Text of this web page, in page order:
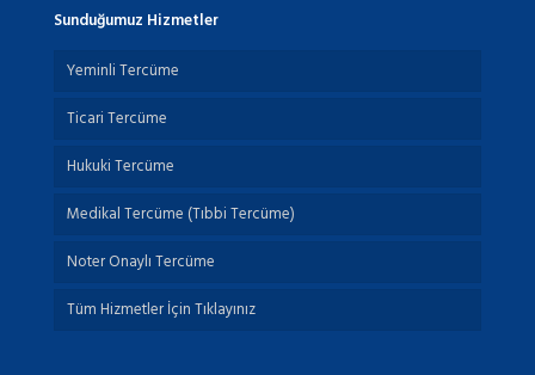
Sunduğumuz Hizmetler
Yeminli Tercüme
Ticari Tercüme
Hukuki Tercüme
Medikal Tercüme (Tıbbi Tercüme)
Noter Onaylı Tercüme
Tüm Hizmetler İçin Tıklayınız